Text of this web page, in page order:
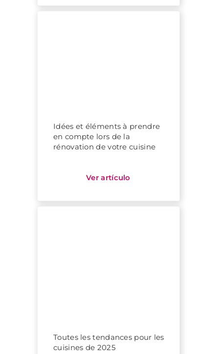
Idées et éléments à prendre
en compte lors de la
rénovation de votre cuisine
Toutes les tendances pour les
cuisines de 2025